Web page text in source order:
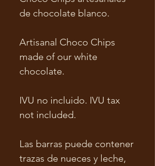
de chocolate blanco.
Artisanal Choco Chips
made of our white
chocolate.
IVU no incluido. IVU tax
not included.
Las barras puede contener
trazas de nueces y leche,